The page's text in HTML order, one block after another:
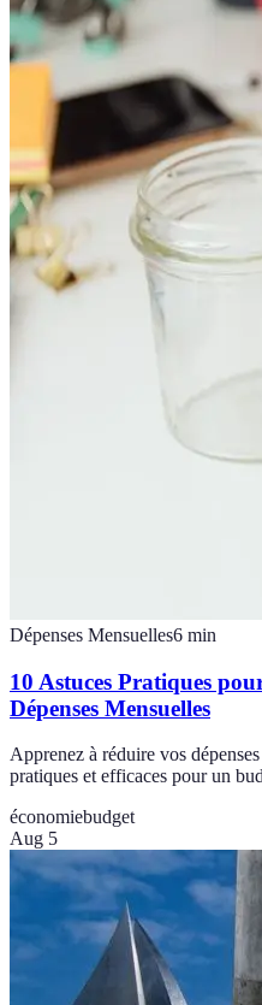
Dépenses Mensuelles6 min
10 Astuces Pratiques
Dépenses Mensuelles
Apprenez à réduire vos
pratiques et efficaces pour un
économiebudget
Aug 5